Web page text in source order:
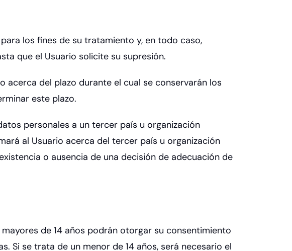
los fines de su tratamiento y, en todo caso,
que el Usuario solicite su supresión.
acerca del plazo durante el cual se conservarán los
este plazo.
personales a un tercer país u organización
al Usuario acerca del tercer país u organización
o ausencia de una decisión de adecuación de
de 14 años podrán otorgar su consentimiento
Si se trata de un menor de 14 años, será necesario el